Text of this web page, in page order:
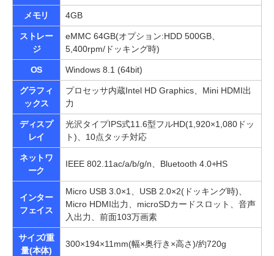
メモリ 4GB
ストレー
ジ
eMMC 64GB(オプション:HDD 500GB、
5,400rpm/ドッキング時)
OS Windows 8.1 (64bit)
グラフィ
ックス
プロセッサ内蔵Intel HD Graphics、Mini HDMI出
力
ディスプ
レイ
光沢タイプIPS式11.6型フルHD(1,920×1,080ドッ
ト)、10点タッチ対応
ネットワ
ーク
IEEE 802.11ac/a/b/g/n、Bluetooth 4.0+HS
インター
フェイス
Micro USB 3.0×1、USB 2.0×2(ドッキング時)、
Micro HDMI出力、microSDカードスロット、音声
入出力、前面103万画素
サイズ/重
量(本体)
300×194×11mm(幅×奥行き×高さ)/約720g